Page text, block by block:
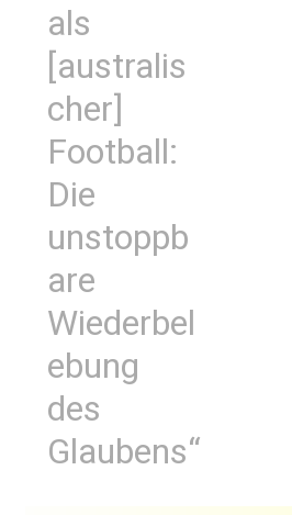
als
[australis
cher]
Football:
Die
unstoppb
are
Wiederbel
ebung
des
Glaubens“